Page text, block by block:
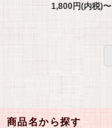
1,800円(内税)〜
商品名から探す